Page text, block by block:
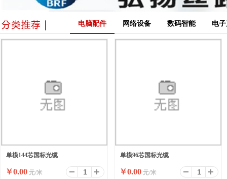
电脑配件 网络设备 数码智能 电
单模144芯国标光缆
￥0.00 元/米
单模96芯国标光缆
￥0.00 元/米